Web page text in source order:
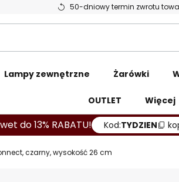
50-dniowy termin zwrotu
Lampy zewnętrzne Żarówki
OUTLET Więcej
do 13% RABATU! Kod:TYDZIEN
czarny, wysokość 26 cm